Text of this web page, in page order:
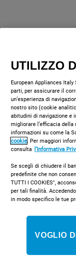
UTILIZZO
European Appliances
parti, per assicurare il
un’esperienza di
nostro sito (cookie
abitudini di navigazione
migliorare l’efficacia
informazioni su come la
cookie. Per maggiori
consulta l’Informativa
Se scegli di chiudere il
predefinite che non
TUTTI I COOKIES",
per tali finalità. Accedendo
in modo specifico le tue
VOGLIO